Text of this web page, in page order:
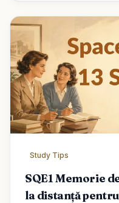
Study Tips
SQE1 Memorie
la distanță